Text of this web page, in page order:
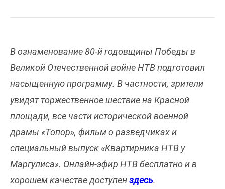
В ознаменование 80-й годовщины Победы в
Великой Отечественной войне НТВ подготовил
насыщенную программу. В частности, зрители
увидят торжественное шествие на Красной
площади, все части исторической военной
драмы «Топор», фильм о разведчиках и
специальный выпуск «Квартирника НТВ у
Маргулиса». Онлайн-эфир НТВ бесплатно и в
хорошем качестве доступенздесь.